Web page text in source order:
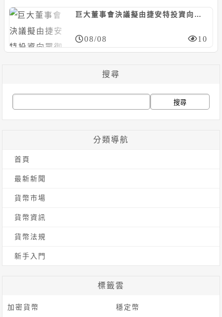
巨大董事會決議擬由捷安特投資向眾御收購鼎鎂新材料科技股份，上限5.97億人民幣
08/08 10
搜尋
字:
分類導航
首頁
最新新聞
貨幣市場
貨幣資訊
貨幣法規
新手入門
標籤雲
加密貨幣 穩定幣